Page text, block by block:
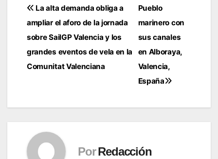
Navegación
de
entradas
Pueblo
marinero con
sus canales
en Alboraya,
Valencia,
España
La alta demanda obliga a
ampliar el aforo de la jornada
sobre SailGP Valencia y los
grandes eventos de vela en la
Comunitat Valenciana
Por Redacción